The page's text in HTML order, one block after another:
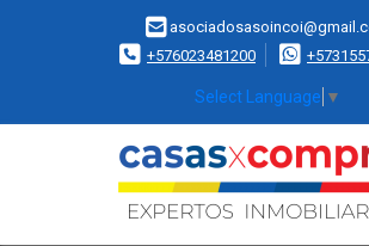
+576023481200
Select Language ▼